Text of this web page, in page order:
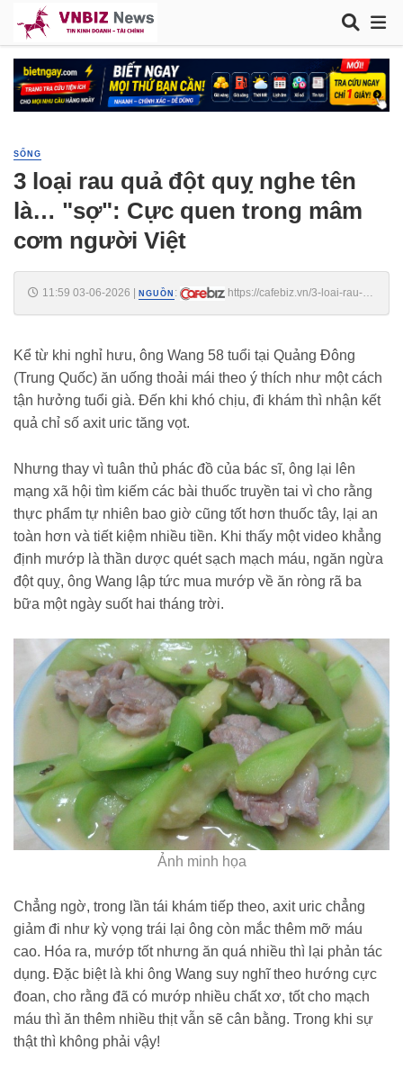
SỐNG
3 loại rau quả đột quỵ nghe tên
là… "sợ": Cực quen trong mâm
cơm người Việt
11:59 03-06-2026 NGUỒN :
https://cafebiz.vn/3-loai-rau-
Kể từ khi nghỉ hưu, ông Wang 58 tuổi tại Quảng Đông
(Trung Quốc) ăn uống thoải mái theo ý thích như một cách
tận hưởng tuổi già. Đến khi khó chịu, đi khám thì nhận kết
quả chỉ số axit uric tăng vọt.
Nhưng thay vì tuân thủ phác đồ của bác sĩ, ông lại lên
mạng xã hội tìm kiếm các bài thuốc truyền tai vì cho rằng
thực phẩm tự nhiên bao giờ cũng tốt hơn thuốc tây, lại an
toàn hơn và tiết kiệm nhiều tiền. Khi thấy một video khẳng
định mướp là thần dược quét sạch mạch máu, ngăn ngừa
đột quỵ, ông Wang lập tức mua mướp về ăn ròng rã ba
bữa một ngày suốt hai tháng trời.
Ảnh minh họa
Chẳng ngờ, trong lần tái khám tiếp theo, axit uric chẳng
giảm đi như kỳ vọng trái lại ông còn mắc thêm mỡ máu
cao. Hóa ra, mướp tốt nhưng ăn quá nhiều thì lại phản tác
dụng. Đặc biệt là khi ông Wang suy nghĩ theo hướng cực
đoan, cho rằng đã có mướp nhiều chất xơ, tốt cho mạch
máu thì ăn thêm nhiều thịt vẫn sẽ cân bằng. Trong khi sự
thật thì không phải vậy!